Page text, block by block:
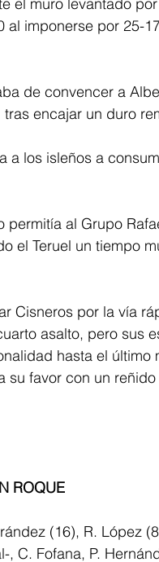
al imponerse por 25-
de convencer a
encajar un duro
a los isleños a
al Grupo
el Teruel un tiempo
Cisneros por la vía
asalto, pero sus
hasta el último
su favor con un
ROQUE
(16), R. López
C. Fofana, P.